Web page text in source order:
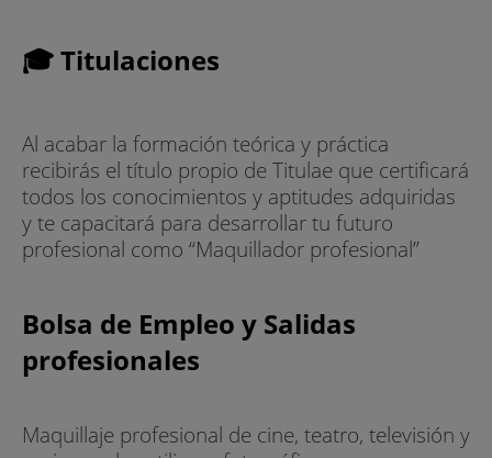
🎓 Titulaciones
Al acabar la formación teórica y práctica
recibirás el título propio de Titulae que certificará
todos los conocimientos y aptitudes adquiridas
y te capacitará para desarrollar tu futuro
profesional como “Maquillador profesional”
Bolsa de Empleo y Salidas
profesionales
Maquillaje profesional de cine, teatro, televisión y